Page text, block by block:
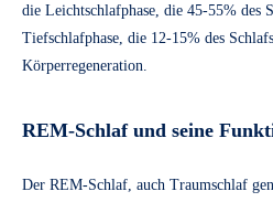
die Leichtschlafphase, die 45-55% des
Tiefschlafphase, die 12-15% des
Körperregeneration.
REM-Schlaf und seine
Der REM-Schlaf, auch Traumschlaf